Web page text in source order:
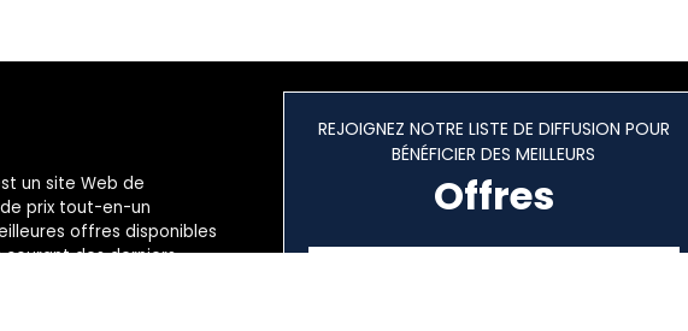
un site Web de
prix tout-en-un
offres disponibles
des derniers
REJOIGNEZ NOTRE LISTE DE DIFFUSION POUR
BÉNÉFICIER DES MEILLEURS
Offres